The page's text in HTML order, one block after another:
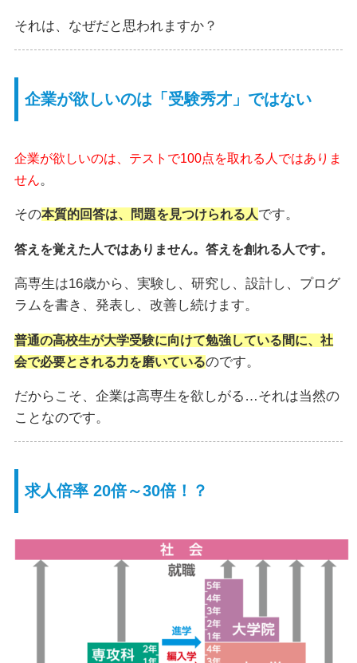
それは、なぜだと思われますか？
企業が欲しいのは「受験秀才」ではない
企業が欲しいのは、テストで100点を取れる人ではありま
せん。
その本質的回答は、問題を見つけられる人です。
答えを覚えた人ではありません。答えを創れる人です。
高専生は16歳から、実験し、研究し、設計し、プログ
ラムを書き、発表し、改善し続けます。
普通の高校生が大学受験に向けて勉強している間に、社
会で必要とされる力を磨いているのです。
だからこそ、企業は高専生を欲しがる…それは当然の
ことなのです。
求人倍率 20倍～30倍！？